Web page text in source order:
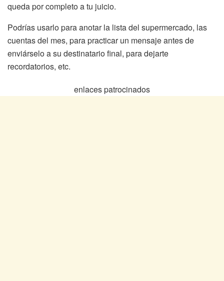
queda por completo a tu juicio.
Podrías usarlo para anotar la lista del supermercado, las
cuentas del mes, para practicar un mensaje antes de
enviárselo a su destinatario final, para dejarte
recordatorios, etc.
enlaces patrocinados